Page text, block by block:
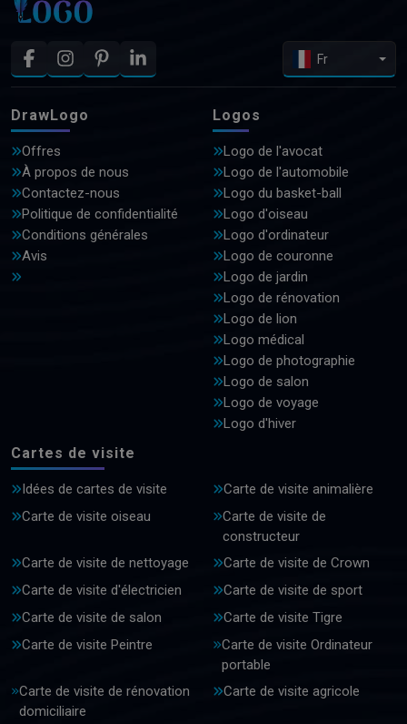
Fr
DrawLogo
Offres
À propos de nous
Contactez-nous
Politique de confidentialité
Conditions générales
Avis
Logos
Logo de l'avocat
Logo de l'automobile
Logo du basket-ball
Logo d'oiseau
Logo d'ordinateur
Logo de couronne
Logo de jardin
Logo de rénovation
Logo de lion
Logo médical
Logo de photographie
Logo de salon
Logo de voyage
Logo d'hiver
Cartes de visite
Idées de cartes de visite
Carte de visite animalière
Carte de visite oiseau
Carte de visite de
constructeur
Carte de visite de nettoyage
Carte de visite de Crown
Carte de visite d'électricien
Carte de visite de sport
Carte de visite de salon
Carte de visite Tigre
Carte de visite Peintre
Carte de visite Ordinateur
portable
Carte de visite de rénovation
domiciliaire
Carte de visite agricole